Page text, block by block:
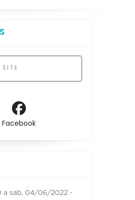
SITE
Facebook
a sab, 04/06/2022 -